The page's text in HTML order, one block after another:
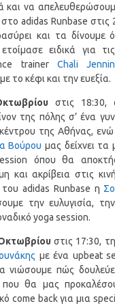
και να
adidas Runbase
και τα δίνουμε
ειδικά για
trainer Chali
το κέφι και την ευεξία.
στις
της πόλης σ’ ένα
κέντρου της Αθήνας,
Βούρου μας δείχνει
όπου θα
και ακρίβεια στις
adidas Runbase η
την ευλυγισία,
yoga session.
στις 17:30,
με ένα upbeat
νιώσουμε πώς
που θα μας
come back για μια